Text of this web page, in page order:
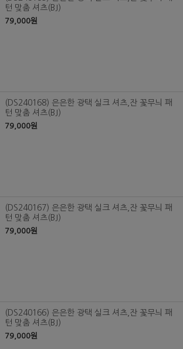
턴 맞춤 셔츠(BJ)
79,000원
(DS240168) 은은한 광택 실크 셔츠,잔 꽃무늬 패
턴 맞춤 셔츠(BJ)
79,000원
(DS240167) 은은한 광택 실크 셔츠,잔 꽃무늬 패
턴 맞춤 셔츠(BJ)
79,000원
(DS240166) 은은한 광택 실크 셔츠,잔 꽃무늬 패
턴 맞춤 셔츠(BJ)
79,000원